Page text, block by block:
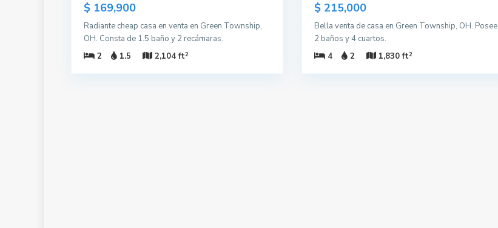
$ 169,900
Radiante cheap casa en venta en Green Township,
OH. Consta de 1.5 baño y 2 recámaras.
2
1.5 2,104 ft2
$ 215,000
Bella venta de casa en Green Township, OH. Posee
2 baños y 4 cuartos.
4
2 1,830 ft2